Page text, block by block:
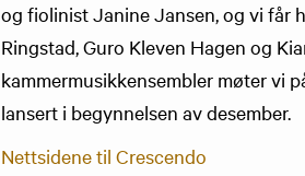
og fiolinist Janine Jansen, og vi får
Ringstad, Guro Kleven Hagen og
kammermusikkensembler møter vi
lansert i begynnelsen av desember.
Nettsidene til Crescendo